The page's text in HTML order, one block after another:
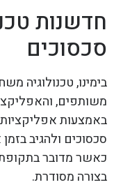
חדשנות
סכסוכים
בימינו, טכנולוגיה
משותפים,
באמצעות אפליקציות
סכסוכים ולהגיב
כאשר מדובר
בצורה מסודרת.